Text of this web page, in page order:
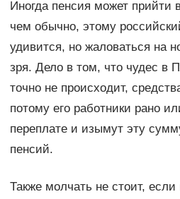
Иногда пенсия может прийти
чем обычно, этому
удивится, но жаловаться на
зря. Дело в том, что чудес в
точно не происходит,
потому его работники рано
переплате и изымут эту
пенсий.
Также молчать не стоит,